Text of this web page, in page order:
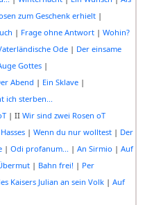
zum Geschenk erhielt|
| Frage ohne Antwort| Wohin?
Ode| Der einsame
Gottes|
Abend | Ein Sklave|
ich sterben...
| II Wir sind zwei Rosen oT
| Wenn du nur wolltest| Der
| Odi profanum... | An Sirmio| Auf
| Bahn frei! | Per
Kaisers Julian an sein Volk| Auf